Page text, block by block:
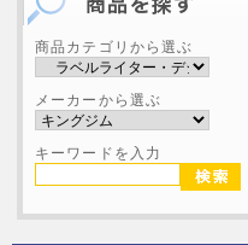
商品カテゴリから選ぶ
メーカーから選ぶ
キーワードを入力